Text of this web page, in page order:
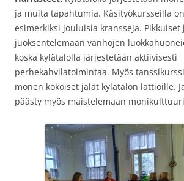
ja muita tapahtumia. Käsityökursseilla
esimerkiksi jouluisia kransseja. Pikkuiset
juoksentelemaan vanhojen
koska kylätalolla järjestetään aktiivisesti
perhekahvilatoimintaa. Myös
monen kokoiset jalat kylätalon lattioille.
päästy myös maistelemaan